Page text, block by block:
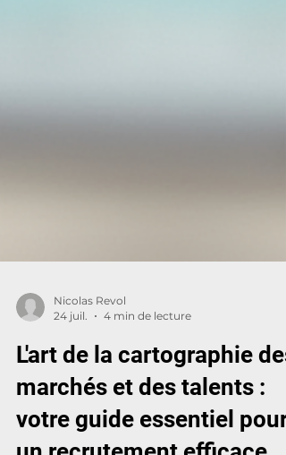
Nicolas Revol
L'art de la cartographie des
marchés et des talents :
votre guide essentiel pour